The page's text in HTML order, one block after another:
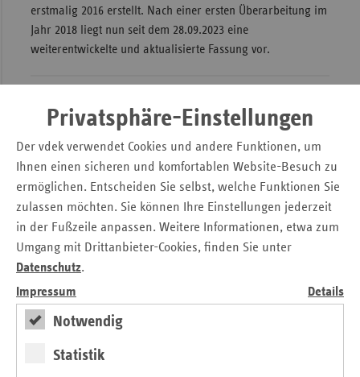
Privatsphäre-Einstellungen
Der vdek verwendet Cookies und andere Funktionen, um
Ihnen einen sicheren und komfortablen Website-Besuch zu
ermöglichen. Entscheiden Sie selbst, welche Funktionen Sie
zulassen möchten. Sie können Ihre Einstellungen jederzeit
in der Fußzeile anpassen. Weitere Informationen, etwa zum
Umgang mit Drittanbieter-Cookies, finden Sie unter
Datenschutz.
Impressum
Details
Notwendig
Statistik
erstmalig 2016 erstellt. Nach einer ersten Überarbeitung im
Jahr 2018 liegt nun seit dem 28.09.2023 eine
weiterentwickelte und aktualisierte Fassung vor.